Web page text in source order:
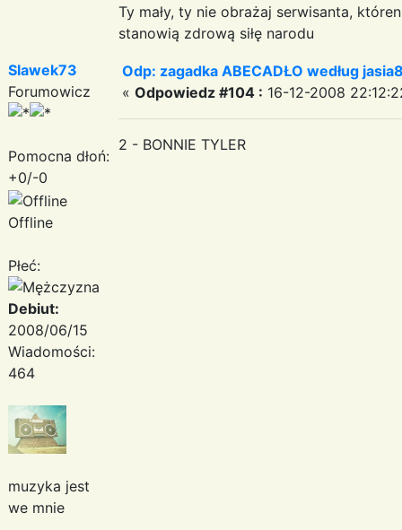
Ty mały, ty nie obrażaj serwisanta,
stanowią zdrową siłę narodu
Slawek73
Forumowicz
Pomocna dłoń:
+0/-0
Offline
Płeć:
Debiut:
2008/06/15
Wiadomości:
464
muzyka jest
we mnie
Odp: zagadka ABECADŁO według
« Odpowiedz #104 : 16-12-2008
2 - BONNIE TYLER